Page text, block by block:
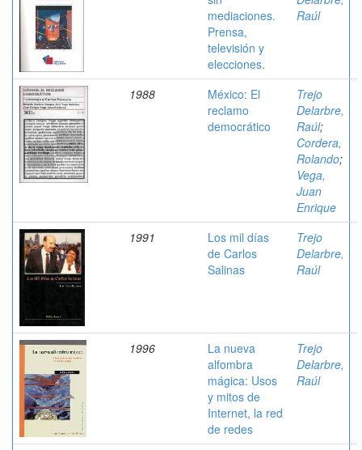
mediaciones.
Prensa,
televisión y
elecciones.
Raúl
1988
México: El
reclamo
democrático
Trejo
Delarbre,
Raúl;
Cordera,
Rolando;
Vega,
Juan
Enrique
1991
Los mil días
de Carlos
Salinas
Trejo
Delarbre,
Raúl
1996
La nueva
alfombra
mágica: Usos
y mitos de
Internet, la red
de redes
Trejo
Delarbre,
Raúl